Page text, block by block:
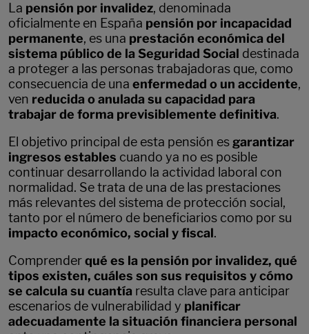
La pensión por invalidez, denominada
oficialmente en España pensión por incapacidad
permanente, es una prestación económica del
sistema público de la Seguridad Social destinada
a proteger a las personas trabajadoras que, como
consecuencia de una enfermedad o un accidente,
ven reducida o anulada su capacidad para
trabajar de forma previsiblemente definitiva.
El objetivo principal de esta pensión es garantizar
ingresos estables cuando ya no es posible
continuar desarrollando la actividad laboral con
normalidad. Se trata de una de las prestaciones
más relevantes del sistema de protección social,
tanto por el número de beneficiarios como por su
impacto económico, social y fiscal.
Comprenderqué es la pensión por invalidez, qué
tipos existen, cuáles son sus requisitos y cómo
se calcula su cuantía resulta clave para anticipar
escenarios de vulnerabilidad y planificar
adecuadamente la situación financiera personal